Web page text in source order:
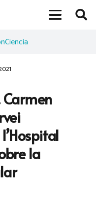
Ciencia
Carmen
la